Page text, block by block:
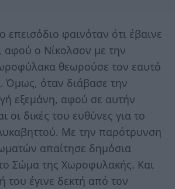
επεισόδιο φαινόταν ότι έβαινε
αφού ο Νίκολσον με την
θεωρούσε τον εαυτό
Όμως, όταν διάβασε την
εξεμάνη, αφού σε αυτήν
οι δικές του ευθύνες για το
Με την παρότρυνση
απαίτησε δημόσια
Σώμα της Χωροφυλακής. Και
του έγινε δεκτή από τον